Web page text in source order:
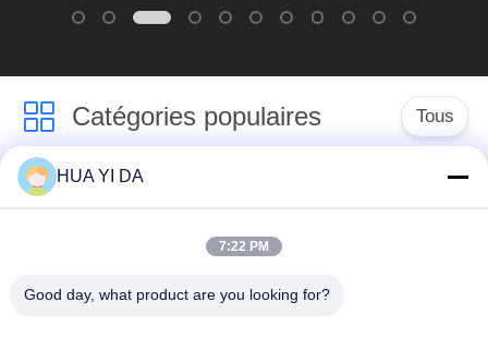
Catégories populaires Tous
machine de ressort
de commande
Machine de
ressort
HUA YI DA
7:22 PM
Good day, what product are you looking for?